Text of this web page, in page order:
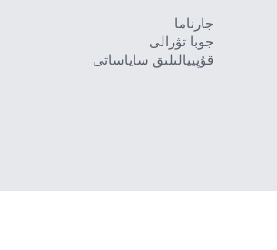
جارناما
جوبا تۋرالى
قۇپييالىلىق ساياساتى